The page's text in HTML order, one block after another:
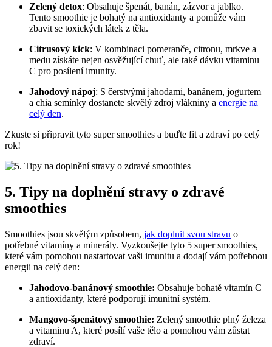
Zelený detox: Obsahuje špenát, banán, zázvor a jablko.
Tento smoothie je bohatý na antioxidanty a pomůže vám
zbavit se toxických látek z těla.
Citrusový kick: V kombinaci pomeranče, citronu, mrkve a
medu získáte nejen osvěžující chuť, ale také dávku vitaminu
C pro posílení imunity.
Jahodový nápoj: S čerstvými jahodami, banánem, jogurtem
a chia semínky dostanete skvělý zdroj vlákniny a energie na
celý den.
Zkuste si připravit tyto super smoothies a buďte fit a zdraví po celý
rok!
5. Tipy na doplnění stravy o zdravé
smoothies
Smoothies jsou skvělým způsobem, jak doplnit svou stravu o
potřebné vitamíny a minerály. Vyzkoušejte tyto 5 super smoothies,
které vám pomohou nastartovat vaši imunitu a dodají vám potřebnou
energii na celý den:
Jahodovo-banánový smoothie: Obsahuje bohatě vitamín C
a antioxidanty, které podporují imunitní systém.
Mangovo-špenátový smoothie: Zelený smoothie plný železa
a vitaminu A, které posílí vaše tělo a pomohou vám zůstat
zdraví.